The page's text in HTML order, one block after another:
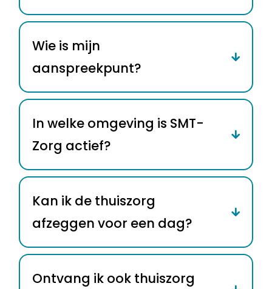
Wie is mijn
aanspreekpunt?
In welke omgeving is SMT-
Zorg actief?
Kan ik de thuiszorg
afzeggen voor een dag?
Ontvang ik ook thuiszorg